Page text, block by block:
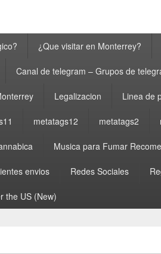
¿Que visitar en Monterrey?
Canal de telegram – Grupos de
Legalizacion Linea de
metatags12 metatags2
Musica para Fumar
envios Redes Sociales
the US (New)